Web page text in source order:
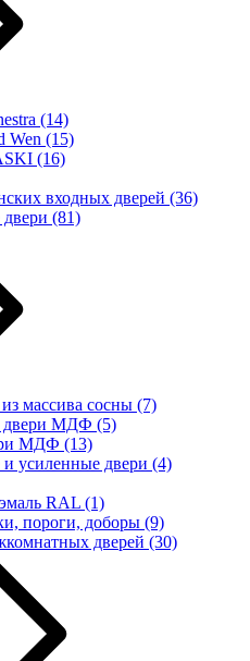
(14)
Wen (15)
(16)
входных дверей (36)
(81)
массива сосны (7)
двери МДФ (5)
МДФ (13)
усиленные двери (4)
RAL (1)
пороги, доборы (9)
дверей (30)